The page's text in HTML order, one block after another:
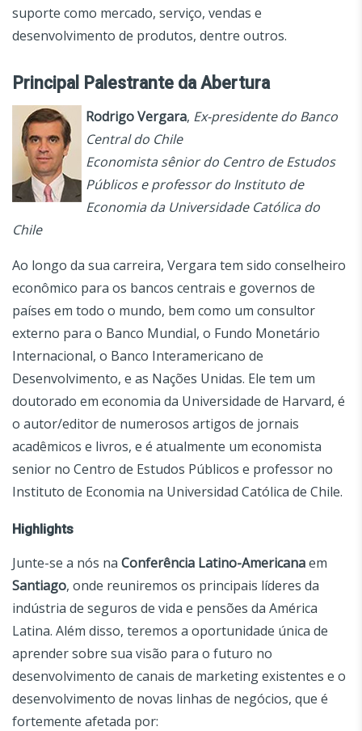
suporte como mercado, serviço, vendas e
desenvolvimento de produtos, dentre outros.
Principal Palestrante da Abertura
Rodrigo Vergara, Ex-presidente do Banco
Central do Chile
Economista sênior do Centro de Estudos
Públicos e professor do Instituto de
Economia da Universidade Católica do
Chile
Ao longo da sua carreira, Vergara tem sido conselheiro
econômico para os bancos centrais e governos de
países em todo o mundo, bem como um consultor
externo para o Banco Mundial, o Fundo Monetário
Internacional, o Banco Interamericano de
Desenvolvimento, e as Nações Unidas. Ele tem um
doutorado em economia da Universidade de Harvard, é
o autor/editor de numerosos artigos de jornais
acadêmicos e livros, e é atualmente um economista
senior no Centro de Estudos Públicos e professor no
Instituto de Economia na Universidad Católica de Chile.
Highlights
Junte-se a nós na Conferência Latino-Americanaem
Santiago, onde reuniremos os principais líderes da
indústria de seguros de vida e pensões da América
Latina. Além disso, teremos a oportunidade única de
aprender sobre sua visão para o futuro no
desenvolvimento de canais de marketing existentes e o
desenvolvimento de novas linhas de negócios, que é
fortemente afetada por: